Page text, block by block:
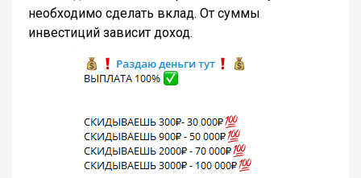
необходимо сделать вклад. От суммы
инвестиций зависит доход.